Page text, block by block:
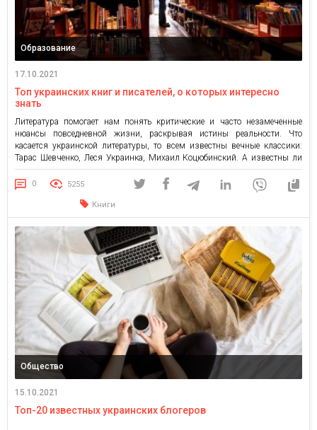
Образование
17.10.2021
Топ украинских книг и писателей, о которых интересно
знать
Литература помогает нам понять критические и часто незамеченные
нюансы повседневной жизни, раскрывая истины реальности. Что
касается украинской литературы, то всем известны вечные классики:
Тарас Шевченко, Леся Украинка, Михаил Коцюбинский. А известны ли
вам писатели современной украинской литературы? И сколько их работ
вы можете назвать? Изучение некоторых современных украинских
авторов определенно стоит вашего времени. Сегодня мы […]
0 5255
Книги
Общество
15.10.2021
Топ-20 известных украинских блогеров